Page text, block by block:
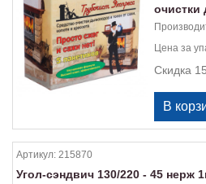
очистки
Цена за
Скидка
Артикул: 215870
Угол-сэндвич 130/220 - 45 нерж